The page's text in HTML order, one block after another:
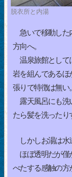
脱衣所と内湯
急いで移動した
方向へ。
温泉旅館として
岩を組んであるほ
張りで特徴は無い。
露天風呂にも洗
たら髪を洗ったり
しかしお湯は水
ほぼ透明だが僅
べたする感触の方